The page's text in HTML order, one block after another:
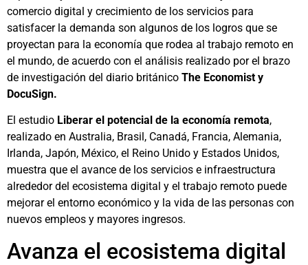
comercio digital y crecimiento de los servicios para
satisfacer la demanda son algunos de los logros que se
proyectan para la economía que rodea al trabajo remoto en
el mundo, de acuerdo con el análisis realizado por el brazo
de investigación del diario británico The Economist y
DocuSign.
El estudio Liberar el potencial de la economía remota,
realizado en Australia, Brasil, Canadá, Francia, Alemania,
Irlanda, Japón, México, el Reino Unido y Estados Unidos,
muestra que el avance de los servicios e infraestructura
alrededor del ecosistema digital y el trabajo remoto puede
mejorar el entorno económico y la vida de las personas con
nuevos empleos y mayores ingresos.
Avanza el ecosistema digital